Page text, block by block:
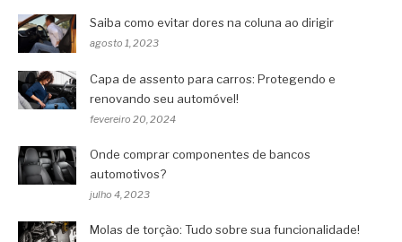
Saiba como evitar dores na coluna ao dirigir
agosto 1, 2023
Capa de assento para carros: Protegendo e
renovando seu automóvel!
fevereiro 20, 2024
Onde comprar componentes de bancos
automotivos?
julho 4, 2023
Molas de torção: Tudo sobre sua funcionalidade!